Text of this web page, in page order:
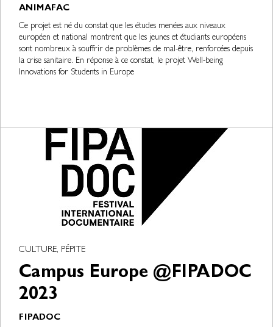
ANIMAFAC
Ce projet est né du constat que les études menées aux niveaux
européen et national montrent que les jeunes et étudiants européens
sont nombreux à souffrir de problèmes de mal-être, renforcées depuis
la crise sanitaire. En réponse à ce constat, le projet Well-being
Innovations for Students in Europe
CULTURE, PÉPITE
Campus Europe @FIPADOC
2023
FIPADOC